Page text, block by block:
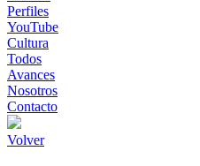
Perfiles
YouTube
Cultura
Todos
Avances
Nosotros
Contacto
Volver